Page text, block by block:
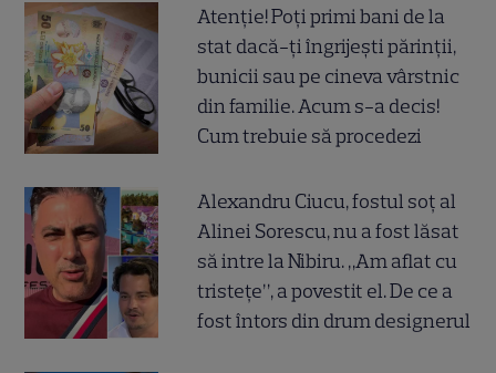
Atenție! Poți primi bani de la
stat dacă-ți îngrijești părinții,
bunicii sau pe cineva vârstnic
din familie. Acum s-a decis!
Cum trebuie să procedezi
Alexandru Ciucu, fostul soț al
Alinei Sorescu, nu a fost lăsat
să intre la Nibiru. „Am aflat cu
tristețe”, a povestit el. De ce a
fost întors din drum designerul